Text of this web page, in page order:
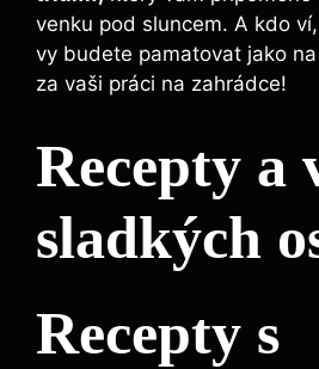
venku pod sluncem. A kdo
vy budete pamatovat jako
za vaši práci na zahrádce!
Recepty a
sladkých
Recepty s